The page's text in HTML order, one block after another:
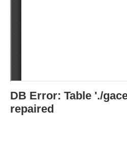
DB Error: Table './
repaired